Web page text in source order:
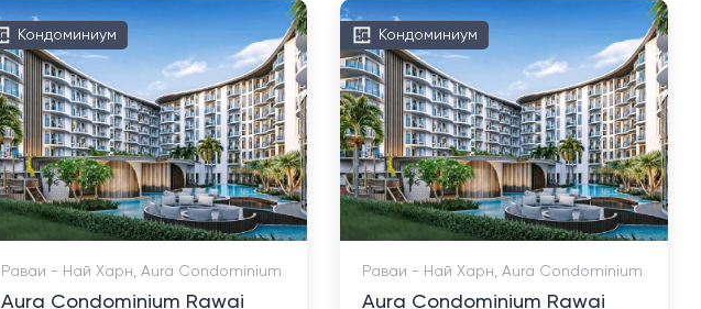
Кондоминиум
Раваи - Най Харн, Aura Condominium
Aura Condominium Rawai
Кондоминиум
Раваи - Най Харн, Aura Condominium
Aura Condominium Rawai